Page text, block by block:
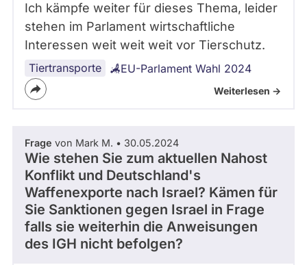
Ich kämpfe weiter für dieses Thema, leider
stehen im Parlament wirtschaftliche
Interessen weit weit weit vor Tierschutz.
Tiertransporte EU-Parlament Wahl 2024
Weiterlesen ->
Frage von Mark M. • 30.05.2024
Wie stehen Sie zum aktuellen Nahost
Konflikt und Deutschland's
Waffenexporte nach Israel? Kämen für
Sie Sanktionen gegen Israel in Frage
falls sie weiterhin die Anweisungen
des IGH nicht befolgen?